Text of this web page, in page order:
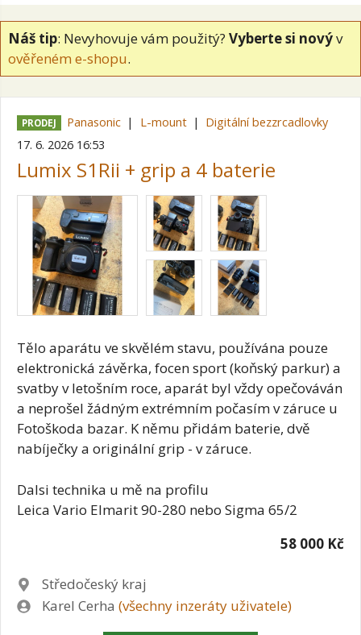
Náš tip: Nevyhovuje vám použitý? Vyberte si novýv
ověřeném e-shopu.
PRODEJ Panasonic L-mount
Digitální bezzrcadlovky
17. 6. 2026 16:53
Lumix S1Rii + grip a 4 baterie
Tělo aparátu ve skvělém stavu, používána pouze
elektronická závěrka, focen sport (koňský parkur) a
svatby v letošním roce, aparát byl vždy opečováván
a neprošel žádným extrémním počasím v záruce u
Fotoškoda bazar. K němu přidám baterie, dvě
nabíječky a originální grip - v záruce.
Dalsi technika u mě na profilu
Leica Vario Elmarit 90-280 nebo Sigma 65/2
58 000 Kč
Lokalita
Středočeský kraj
Zadavatel
Karel Cerha (všechny inzeráty uživatele)